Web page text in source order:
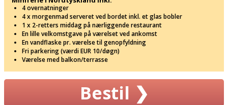
4 overnatninger
4 x morgenmad serveret ved bordet inkl. et glas bobler
1 x 2-retters middag på nærliggende restaurant
En lille velkomstgave på værelset ved ankomst
En vandflaske pr. værelse til genopfyldning
Fri parkering (værdi EUR 10/døgn)
Værelse med balkon/terrasse
Bestil ❯